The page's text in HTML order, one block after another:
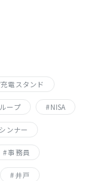
充電スタンド
ープ NISA
シンナー
事務員
井戸